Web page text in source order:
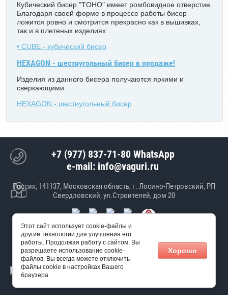
Кубический бисер "TOHO" имеет ромбовидное отверстие.
Благодаря своей форме в процессе работы бисер
ложится ровно и смотрится прекрасно как в вышивках,
так и в плетеных изделиях
• CUBE - кубический бисер
HEXAGON - шестиугольный бисер в продаже!
Изделия из данного бисера получаются яркими и
сверкающими.
HEXAGON - шестиугольный бисер
+7 (977) 837-71-80 WhatsApp
e-mail: info@vaguri.ru
Россия, 141137, Московская область, г. Лосино-Петровский, РП
Свердловский, ул.Строителей, дом 20
© 2017 ООО "Январь"
Создание сайтаМегагрупп
Этот сайт использует cookie-файлы и
другие технологии для улучшения его
работы. Продолжая работу с сайтом, Вы
разрешаете использование cookie-
файлов. Вы всегда можете отключить
файлы cookie в настройках Вашего
браузера.
Хорошо